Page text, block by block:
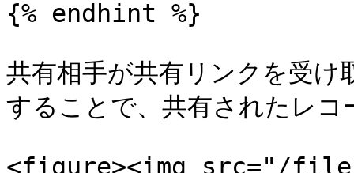
{% endhint %}
共有相手が共有リンクを受
することで、共有されたレ
<figure><img src="/files/